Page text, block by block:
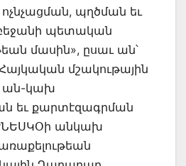
պղծման եւ
պետական
մասին», ըսաւ ան՝
մշակութային
ան-կախ
եւ քարտէզագրման
անկախ